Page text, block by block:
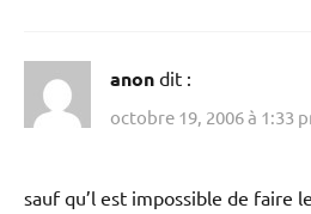
anon dit :
octobre 19, 2006 à 1:33
sauf qu’l est impossible de faire